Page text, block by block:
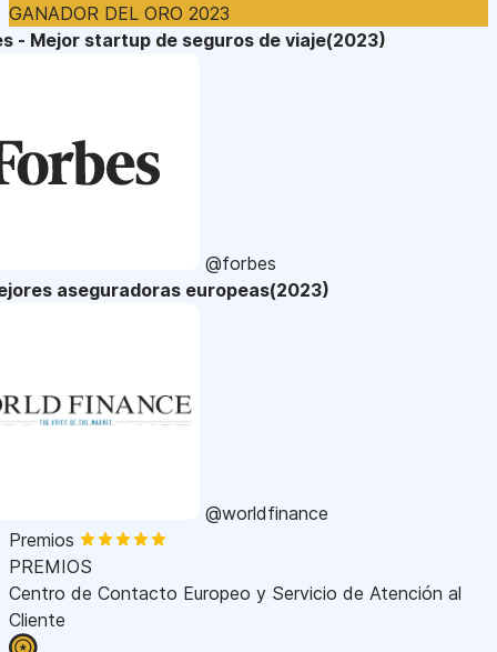
GANADOR DEL ORO 2023
- Mejor startup de seguros de viaje(2023)
@forbes
aseguradoras europeas(2023)
@worldfinance
Premios
PREMIOS
Centro de Contacto Europeo y Servicio de Atención al
Cliente